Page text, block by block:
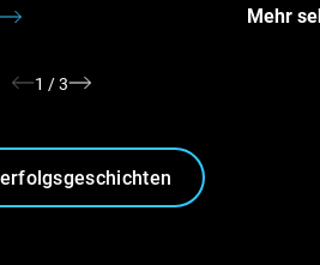
Mehr
1 /3